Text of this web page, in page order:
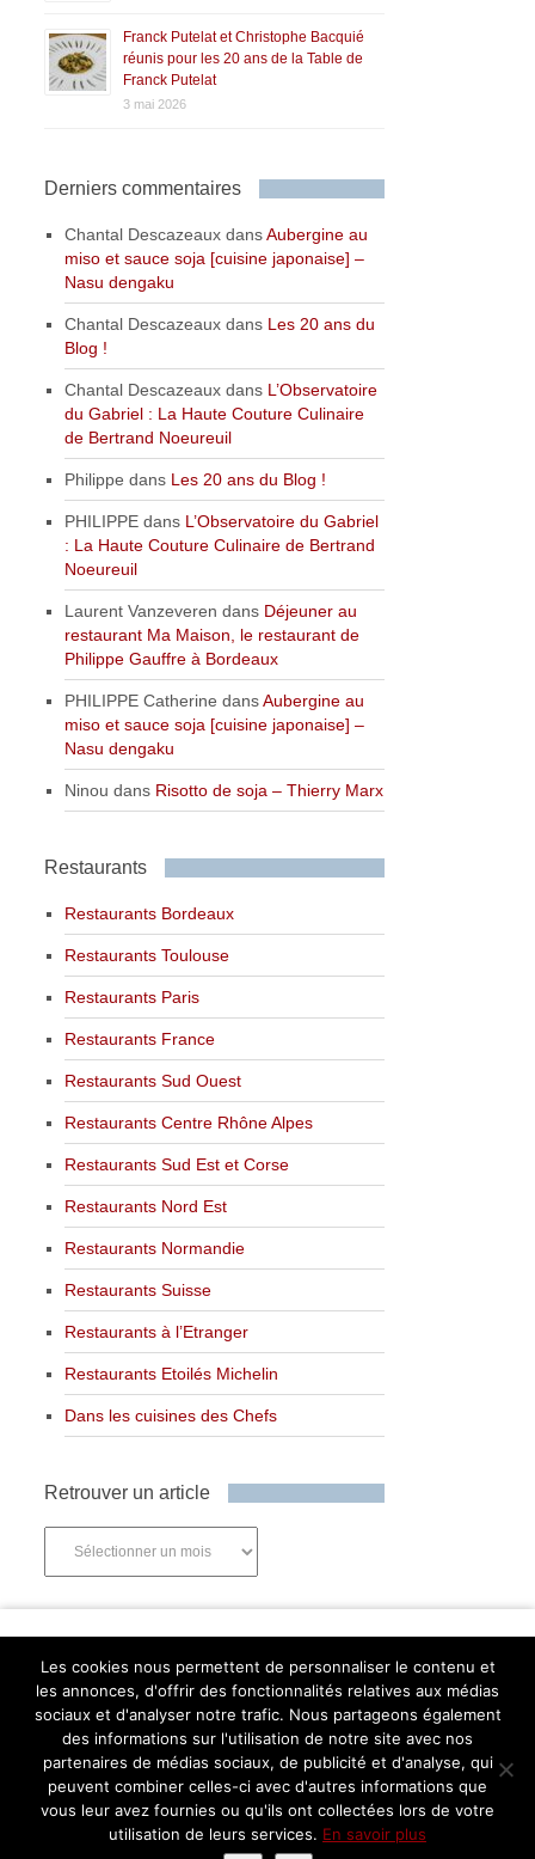
Franck Putelat et Christophe Bacquié
réunis pour les 20 ans de la Table de
Franck Putelat
3 mai 2026
Derniers commentaires
Chantal Descazeaux dansAubergine au
miso et sauce soja [cuisine japonaise] –
Nasu dengaku
Chantal Descazeaux dans Les 20 ans du
Blog !
Chantal Descazeaux dans L’Observatoire
du Gabriel : La Haute Couture Culinaire
de Bertrand Noeureuil
Philippe dans Les 20 ans du Blog !
PHILIPPE dans L’Observatoire du Gabriel
: La Haute Couture Culinaire de Bertrand
Noeureuil
Laurent Vanzeveren dans Déjeuner au
restaurant Ma Maison, le restaurant de
Philippe Gauffre à Bordeaux
PHILIPPE Catherine dansAubergine au
miso et sauce soja [cuisine japonaise] –
Nasu dengaku
Ninou dans Risotto de soja – Thierry Marx
Restaurants
Restaurants Bordeaux
Restaurants Toulouse
Restaurants Paris
Restaurants France
Restaurants Sud Ouest
Restaurants Centre Rhône Alpes
Restaurants Sud Est et Corse
Restaurants Nord Est
Restaurants Normandie
Restaurants Suisse
Restaurants à l’Etranger
Restaurants Etoilés Michelin
Dans les cuisines des Chefs
Retrouver un article
Abonnez-vous
Facebook Twitter Instagram Pinterest
Les cookies nous permettent de personnaliser le contenu et
les annonces, d'offrir des fonctionnalités relatives aux médias
sociaux et d'analyser notre trafic. Nous partageons également
des informations sur l'utilisation de notre site avec nos
partenaires de médias sociaux, de publicité et d'analyse, qui
peuvent combiner celles-ci avec d'autres informations que
vous leur avez fournies ou qu'ils ont collectées lors de votre
utilisation de leurs services. En savoir plus